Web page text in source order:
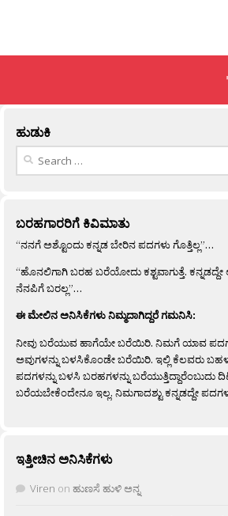
ಹುಡುಕಿ
Search
ಬರಹಗಾರರಿಗೆ ಕಿವಿಮಾತು
“ನನಗೆ ಅಶ್ಟೊಂದು ಕನ್ನಡ ಬೇರಿನ ಪದಗಳು ಗೊತ್ತಿಲ್ಲ”…
“ಹೊನಲಿಗಾಗಿ ಬರಹ ಬರೆಯೋದು ಕಶ್ಟವಾಗುತ್ತೆ.
ನೆನಪಿಗೆ ಬರಲ್ಲ”…
ಈ ಮೇಲಿನ ಅನಿಸಿಕೆಗಳು ನಿಮ್ಮದಾಗಿದ್ದರೆ ಗಮನಿಸಿ:
ನೀವು ಬರೆಯುವ ಹಾಗೆಯೇ ಬರೆಯಿರಿ. ನಿಮಗೆ ಯಾವ
ಅವುಗಳನ್ನು ಬಳಸಿಕೊಂಡೇ ಬರೆಯಿರಿ. ಇಲ್ಲಿ ಕೆಲವರು ಬಹಳ
ಪದಗಳನ್ನು ಬಳಸಿ ಬರಹಗಳನ್ನು
ಬರೆಯಬೇಕೆಂದೇನೂ ಇಲ್ಲ. ನಿಮಗಾದಶ್ಟು ಕನ್ನಡದ್ದೇ
ಇತ್ತೀಚಿನ ಅನಿಸಿಕೆಗಳು
Viren on ಹುಣಸೆ ಹುಳಿ ಅನ್ನ